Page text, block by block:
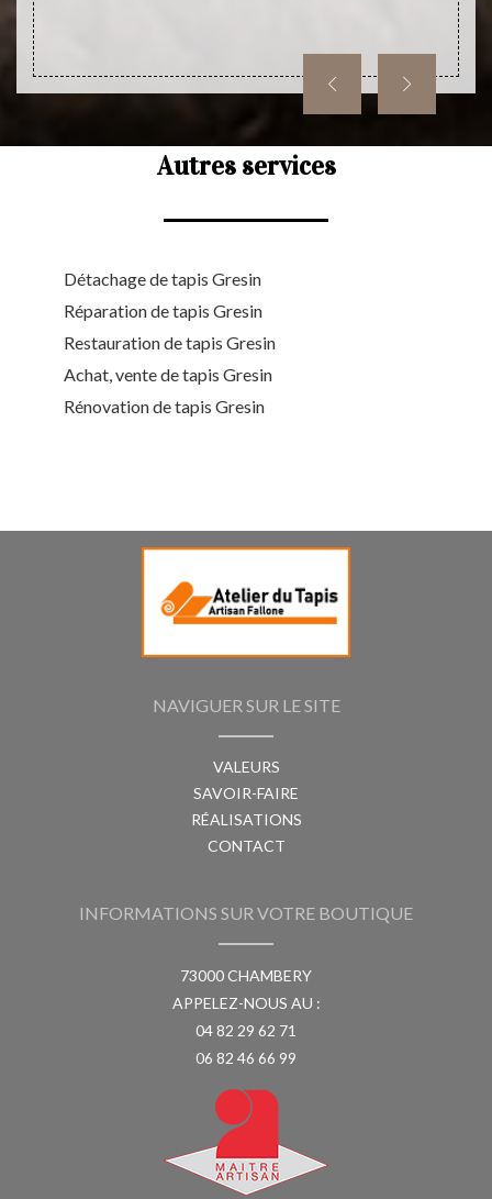
Autres services
Détachage de tapis Gresin
Réparation de tapis Gresin
Restauration de tapis Gresin
Achat, vente de tapis Gresin
Rénovation de tapis Gresin
NAVIGUER SUR LE SITE
VALEURS
SAVOIR-FAIRE
RÉALISATIONS
CONTACT
INFORMATIONS SUR VOTRE BOUTIQUE
73000 CHAMBERY
APPELEZ-NOUS AU :
04 82 29 62 71
06 82 46 66 99